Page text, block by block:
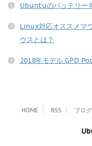
Ubuntuのバッテリー
Linux対応オススメマ
ウスとは？
2018年モデル GPD
HOME RSS ブロ